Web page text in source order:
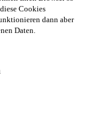
Cookies
dann aber
Daten.